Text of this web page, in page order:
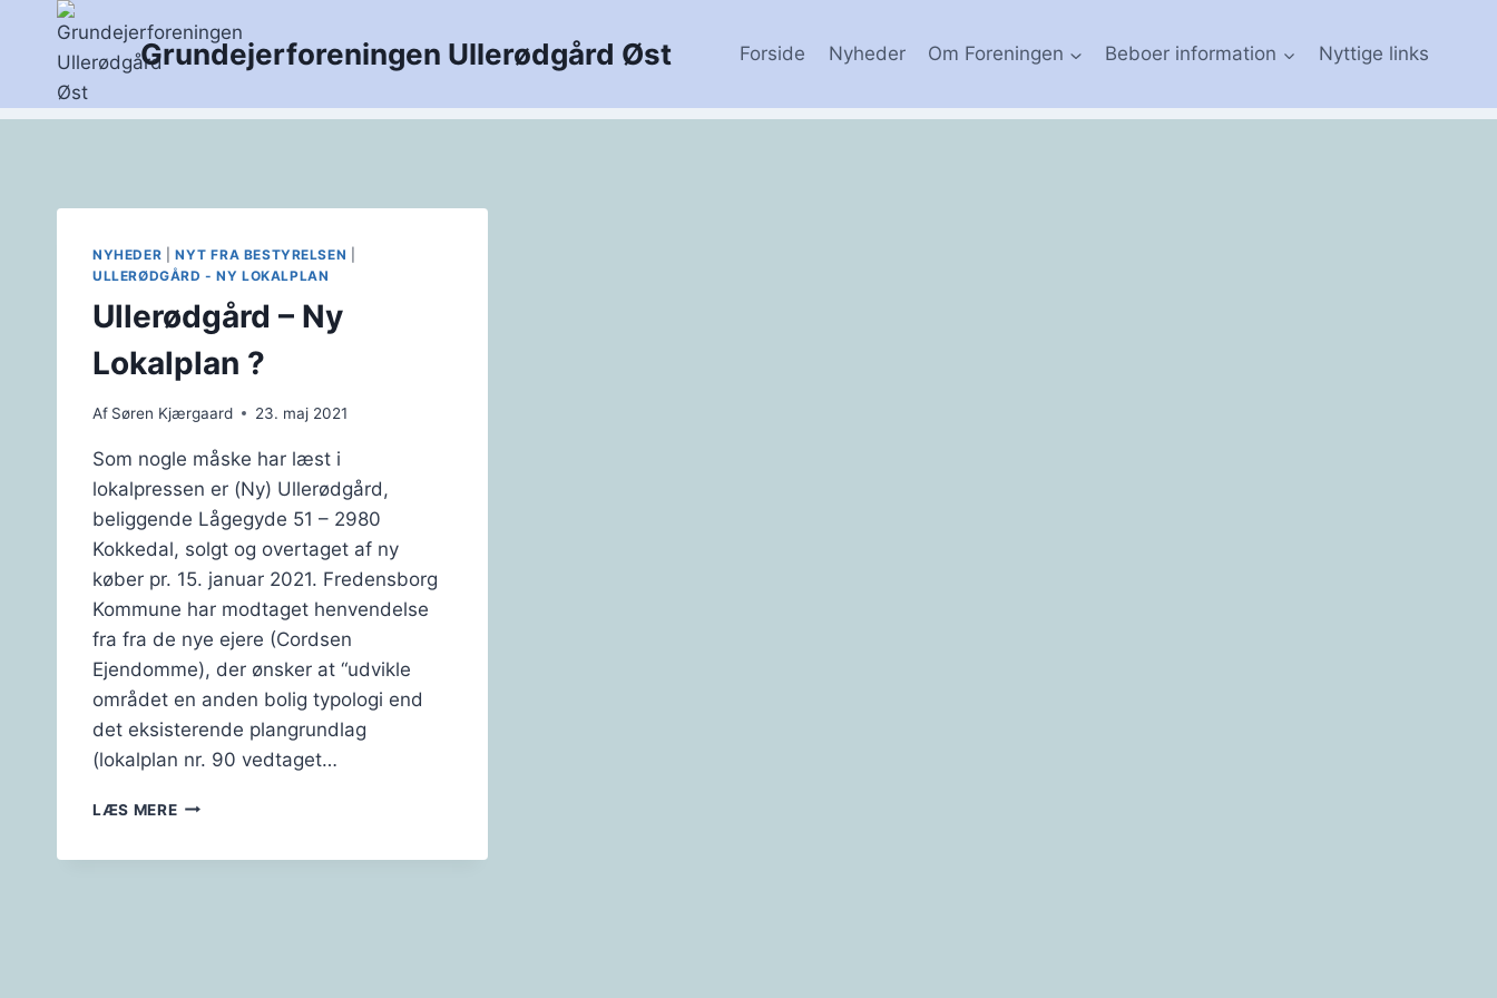
Fortsæt
indhold
Grundejerforeningen Ullerødgård Øst Forside Nyheder Om Foreningen Beboer information Nyttige links
NYHEDER NYT FRA BESTYRELSEN
ULLERØDGÅRD - NY LOKALPLAN
Ullerødgård – Ny
Lokalplan ?
Af Søren Kjærgaard 23. maj 2021
Som nogle måske har læst i
lokalpressen er (Ny) Ullerødgård,
beliggende Lågegyde 51 – 2980
Kokkedal, solgt og overtaget af ny
køber pr. 15. januar 2021. Fredensborg
Kommune har modtaget henvendelse
fra fra de nye ejere (Cordsen
Ejendomme), der ønsker at “udvikle
området en anden bolig typologi end
det eksisterende plangrundlag
(lokalplan nr. 90 vedtaget…
LÆS MEREULLERØDGÅRD